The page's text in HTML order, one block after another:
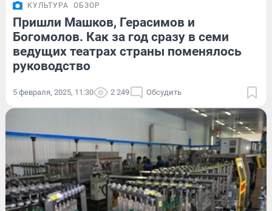
КУЛЬТУРА ОБЗОР
Пришли Машков, Герасимов и
Богомолов. Как за год сразу в семи
ведущих театрах страны поменялось
руководство
5 февраля, 2025, 11:30 2 249 Обсудить